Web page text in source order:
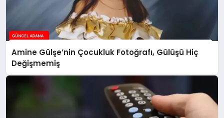
Amine Gülşe’nin Çocukluk Fotoğrafı, Gülüşü Hiç
Değişmemiş